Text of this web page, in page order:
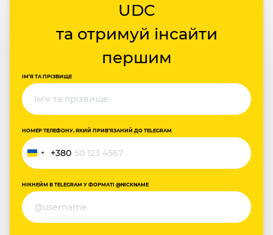
UDC
та отримуй інсайти
першим
ІМ‘Я ТА ПРІЗВИЩЕ
НОМЕР ТЕЛЕФОНУ, ЯКИЙ ПРИВ‘ЯЗАНИЙ ДО TELEGRAM
Україна
+380
+380
НІКНЕЙМ В TELEGRAM У ФОРМАТІ @NICKNAME